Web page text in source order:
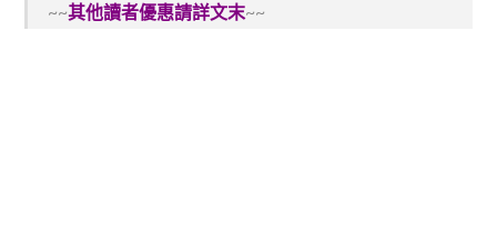
~~其他讀者優惠請詳文末~~